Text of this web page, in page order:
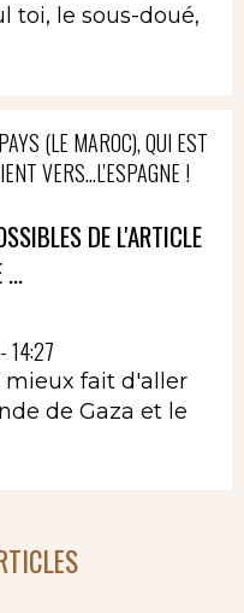
toi, le sous-doué,
(LE MAROC), QUI EST
VERS...L'ESPAGNE !
DE L'ARTICLE
...
14:27
mieux fait d'aller
de Gaza et le